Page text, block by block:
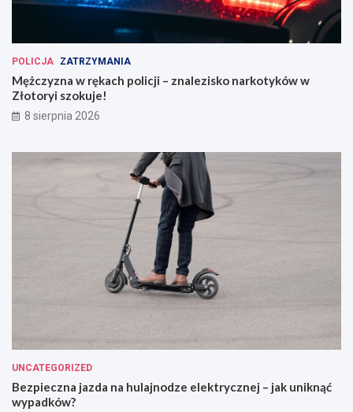
POLICJA ZATRZYMANIA
Mężczyzna w rękach policji – znalezisko narkotyków w
Złotoryi szokuje!
8 sierpnia 2026
UNCATEGORIZED
Bezpieczna jazda na hulajnodze elektrycznej – jak uniknąć
wypadków?